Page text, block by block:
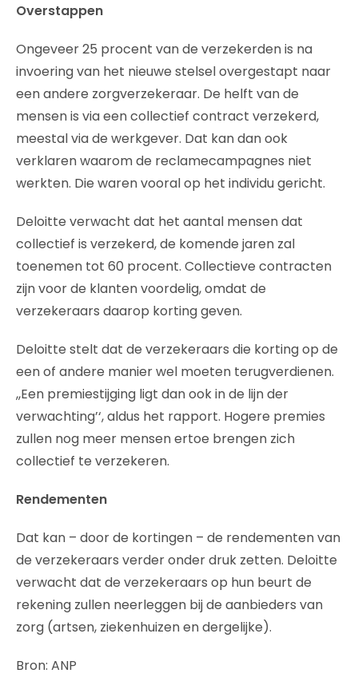
Overstappen
Ongeveer 25 procent van de verzekerden is na
invoering van het nieuwe stelsel overgestapt naar
een andere zorgverzekeraar. De helft van de
mensen is via een collectief contract verzekerd,
meestal via de werkgever. Dat kan dan ook
verklaren waarom de reclamecampagnes niet
werkten. Die waren vooral op het individu gericht.
Deloitte verwacht dat het aantal mensen dat
collectief is verzekerd, de komende jaren zal
toenemen tot 60 procent. Collectieve contracten
zijn voor de klanten voordelig, omdat de
verzekeraars daarop korting geven.
Deloitte stelt dat de verzekeraars die korting op de
een of andere manier wel moeten terugverdienen.
,,Een premiestijging ligt dan ook in de lijn der
verwachting’‘, aldus het rapport. Hogere premies
zullen nog meer mensen ertoe brengen zich
collectief te verzekeren.
Rendementen
Dat kan – door de kortingen – de rendementen van
de verzekeraars verder onder druk zetten. Deloitte
verwacht dat de verzekeraars op hun beurt de
rekening zullen neerleggen bij de aanbieders van
zorg (artsen, ziekenhuizen en dergelijke).
Bron: ANP